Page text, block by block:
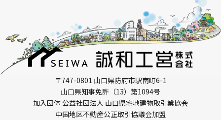
〒747-0801 山口県防府市駅南町6-1
山口県知事免許（13）第1094号
加入団体 公益社団法人 山口県宅地建物取引業協会
中国地区不動産公正取引協議会加盟